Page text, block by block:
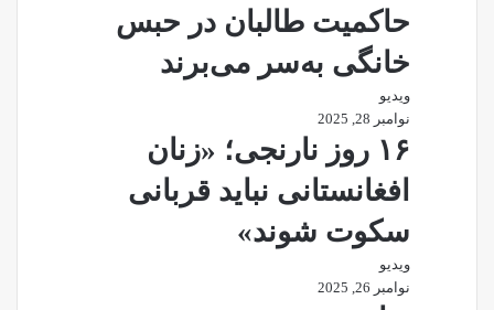
حاکمیت طالبان در حبس
خانگی به‌سر می‌برند
ویدیو
نوامبر 28, 2025
۱۶ روز نارنجی؛ «زنان
افغانستانی نباید قربانی
سکوت شوند»
ویدیو
نوامبر 26, 2025